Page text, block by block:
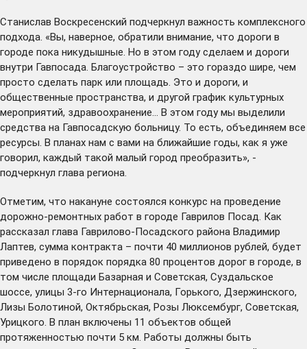
Станислав Воскресенский подчеркнул важность комплексного
подхода. «Вы, наверное, обратили внимание, что дороги в
городе пока никудышные. Но в этом году сделаем и дороги
внутри Гавпосада. Благоустройство – это гораздо шире, чем
просто сделать парк или площадь. Это и дороги, и
общественные пространства, и другой график культурных
мероприятий, здравоохранение… В этом году мы выделили
средства на Гавпосадскую больницу. То есть, объединяем все
ресурсы. В планах нам с вами на ближайшие годы, как я уже
говорил, каждый такой малый город преобразить», -
подчеркнул глава региона.
Отметим, что накануне состоялся конкурс на проведение
дорожно-ремонтных работ в городе Гаврилов Посад. Как
рассказал глава Гаврилово-Посадского района Владимир
Лаптев, сумма контракта – почти 40 миллионов рублей, будет
приведено в порядок порядка 80 процентов дорог в городе, в
том числе площади Базарная и Советская, Суздальское
шоссе, улицы 3-го Интернационала, Горького, Дзержинского,
Лизы Болотиной, Октябрьская, Розы Люксембург, Советская,
Урицкого. В план включены 11 объектов общей
протяженностью почти 5 км. Работы должны быть